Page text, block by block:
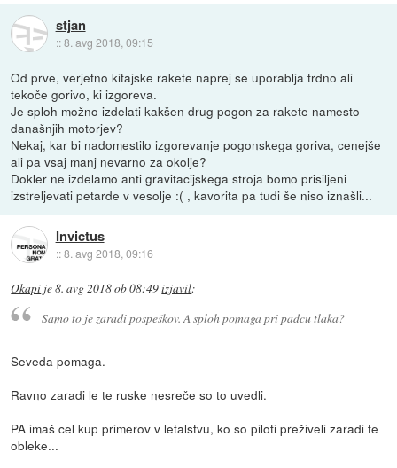
stjan
::8. avg 2018, 09:15
Od prve, verjetno kitajske rakete naprej se uporablja trdno ali
tekoče gorivo, ki izgoreva.
Je sploh možno izdelati kakšen drug pogon za rakete namesto
današnjih motorjev?
Nekaj, kar bi nadomestilo izgorevanje pogonskega goriva, cenejše
ali pa vsaj manj nevarno za okolje?
Dokler ne izdelamo anti gravitacijskega stroja bomo prisiljeni
izstreljevati petarde v vesolje :( , kavorita pa tudi še niso iznašli...
Invictus
::8. avg 2018, 09:16
Okapi je8. avg 2018 ob 08:49izjavil:
Samo to je zaradi pospeškov. A sploh pomaga pri padcu tlaka?
Seveda pomaga.
Ravno zaradi le te ruske nesreče so to uvedli.
PA imaš cel kup primerov v letalstvu, ko so piloti preživeli zaradi te
obleke...